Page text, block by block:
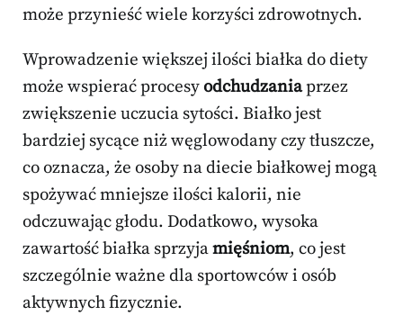
może przynieść wiele korzyści zdrowotnych.
Wprowadzenie większej ilości białka do diety
może wspierać procesyodchudzaniaprzez
zwiększenie uczucia sytości. Białko jest
bardziej sycące niż węglowodany czy tłuszcze,
co oznacza, że osoby na diecie białkowej mogą
spożywać mniejsze ilości kalorii, nie
odczuwając głodu. Dodatkowo, wysoka
zawartość białka sprzyjamięśniom, co jest
szczególnie ważne dla sportowców i osób
aktywnych fizycznie.